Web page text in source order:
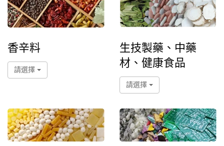
香辛料
請選擇
生技製藥、中藥
材、健康食品
請選擇